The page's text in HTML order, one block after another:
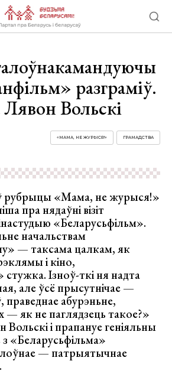
разграміў.
Вольскі
ГРАМАДСТВА
«МАМА, НЕ ЖУРЫСЯ!»
рубрыцы «Мама, не журыся!»
пра нядаўні візіт
«Беларусьфільм».
начальствам
— таксама цалкам, як
і кіно,
стужка. Ізноў-ткі ня надта
але ўсё прысутнічае —
абурэньне,
як не паглядзець такое?»
Вольскі і прапануе геніяльны
з «Беларусьфільма»
— патрыятычнае